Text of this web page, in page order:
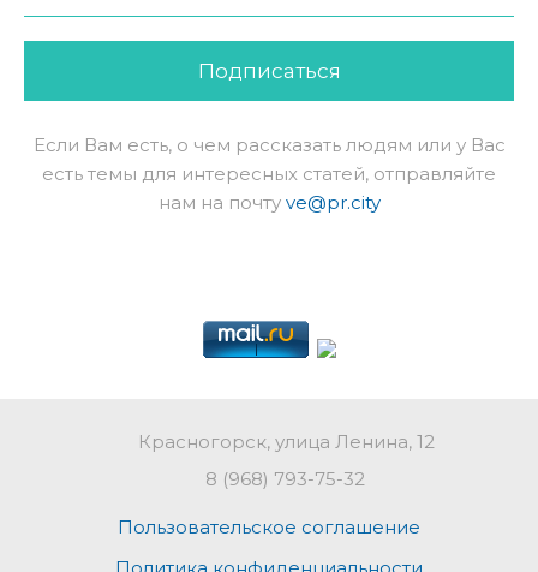
Подписаться
Если Вам есть, о чем рассказать людям или у Вас
есть темы для интересных статей, отправляйте
нам на почту ve@pr.city
Красногорск, улица Ленина, 12
8 (968) 793-75-32
Пользовательское соглашение